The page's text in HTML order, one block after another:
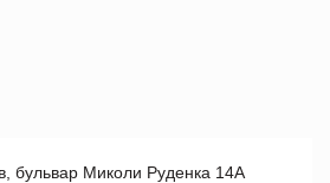
бульвар Миколи Руденка 14А